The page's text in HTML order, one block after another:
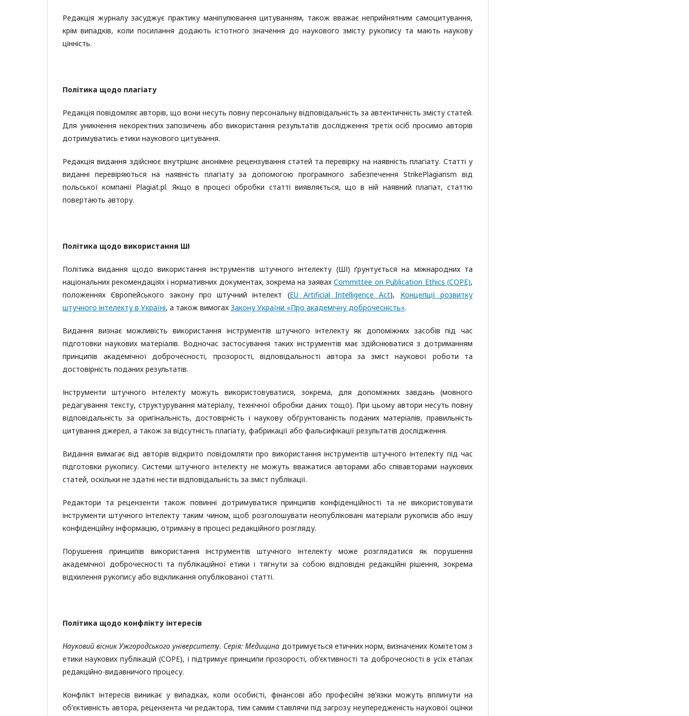
Редакція журналу засуджує практику маніпулювання цитуванням, також вважає неприйнятним самоцитування,
крім випадків, коли посилання додають істотного значення до наукового змісту рукопису та мають наукову
цінність.
Політика щодо плагіату
Редакція повідомляє авторів, що вони несуть повну персональну відповідальність за автентичність змісту статей.
Для уникнення некоректних запозичень або використання результатів дослідження третіх осіб просимо авторів
дотримуватись етики наукового цитування.
Редакція видання здійснює внутрішнє анонімне рецензування статей та перевірку на наявність плагіату. Статті у
виданні перевіряються на наявність плагіату за допомогою програмного забезпечення StrikePlagiarism від
польської компанії Plagiat.pl. Якщо в процесі обробки статті виявляється, що в ній наявний плагіат, статтю
повертають автору.
Політика щодо використання ШІ
Політика видання щодо використання інструментів штучного інтелекту (ШІ) ґрунтується на міжнародних та
національних рекомендаціях і нормативних документах, зокрема на заявахCommittee on Publication Ethics (COPE),
положеннях Європейського закону про штучний інтелект (EU Artificial Intelligence Act), Концепції розвитку
штучного інтелекту в Україні, а також вимогах Закону України «Про академічну доброчесність».
Видання визнає можливість використання інструментів штучного інтелекту як допоміжних засобів під час
підготовки наукових матеріалів. Водночас застосування таких інструментів має здійснюватися з дотриманням
принципів академічної доброчесності, прозорості, відповідальності автора за зміст наукової роботи та
достовірність поданих результатів.
Інструменти штучного інтелекту можуть використовуватися, зокрема, для допоміжних завдань (мовного
редагування тексту, структурування матеріалу, технічної обробки даних тощо). При цьому автори несуть повну
відповідальність за оригінальність, достовірність і наукову обґрунтованість поданих матеріалів, правильність
цитування джерел, а також за відсутність плагіату, фабрикації або фальсифікації результатів дослідження.
Видання вимагає від авторів відкрито повідомляти про використання інструментів штучного інтелекту під час
підготовки рукопису. Системи штучного інтелекту не можуть вважатися авторами або співавторами наукових
статей, оскільки не здатні нести відповідальність за зміст публікації.
Редактори та рецензенти також повинні дотримуватися принципів конфіденційності та не використовувати
інструменти штучного інтелекту таким чином, щоб розголошувати неопубліковані матеріали рукописів або іншу
конфіденційну інформацію, отриману в процесі редакційного розгляду.
Порушення принципів використання інструментів штучного інтелекту може розглядатися як порушення
академічної доброчесності та публікаційної етики і тягнути за собою відповідні редакційні рішення, зокрема
відхилення рукопису або відкликання опублікованої статті.
Політика щодо конфлікту інтересів
Науковий вісник Ужгородського університету. Серія: Медицина дотримується етичних норм, визначених Комітетом з
етики наукових публікацій (COPE), і підтримує принципи прозорості, об’єктивності та доброчесності в усіх етапах
редакційно-видавничого процесу.
Конфлікт інтересів виникає у випадках, коли особисті, фінансові або професійні зв’язки можуть вплинути на
об’єктивність автора, рецензента чи редактора, тим самим ставлячи під загрозу неупередженість наукової оцінки